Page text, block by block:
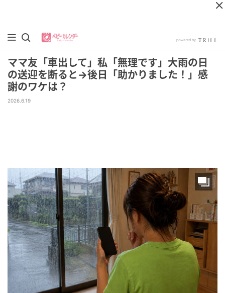
ママ友「車出して」私「無理です」大雨の日
の送迎を断ると→後日「助かりました！」感
謝のワケは？
2026.6.19